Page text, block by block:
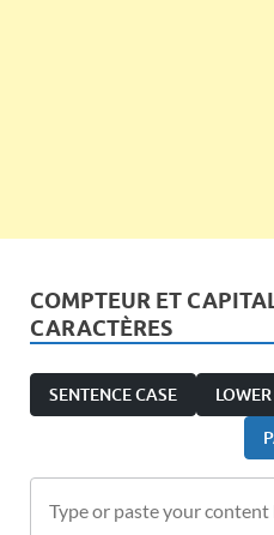
COMPTEUR ET
CARACTÈRES
SENTENCE CASE